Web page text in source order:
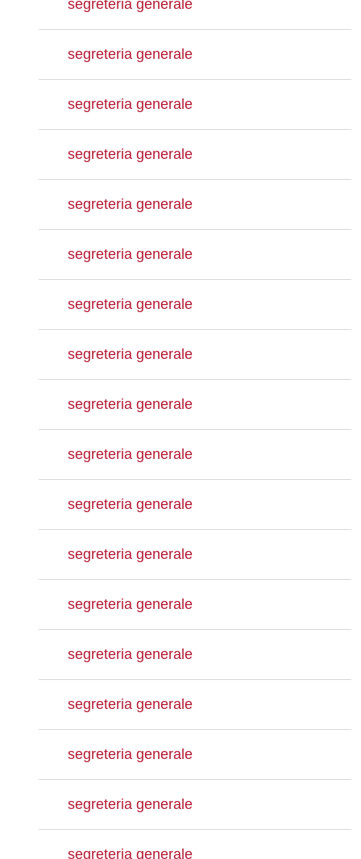
segreteria generale
segreteria generale
segreteria generale
segreteria generale
segreteria generale
segreteria generale
segreteria generale
segreteria generale
segreteria generale
segreteria generale
segreteria generale
segreteria generale
segreteria generale
segreteria generale
segreteria generale
segreteria generale
segreteria generale
segreteria generale